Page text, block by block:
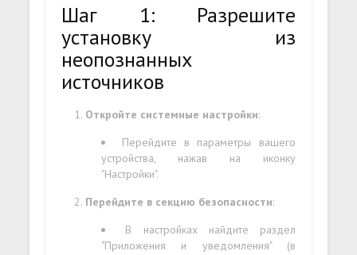
Шаг 1: Разрешите
установку из
неопознанных
источников
Откройте системные настройки:
Перейдите в параметры вашего
устройства, нажав на иконку
"Настройки".
Перейдите в секцию безопасности:
В настройках найдите раздел
"Приложения и уведомления" (в